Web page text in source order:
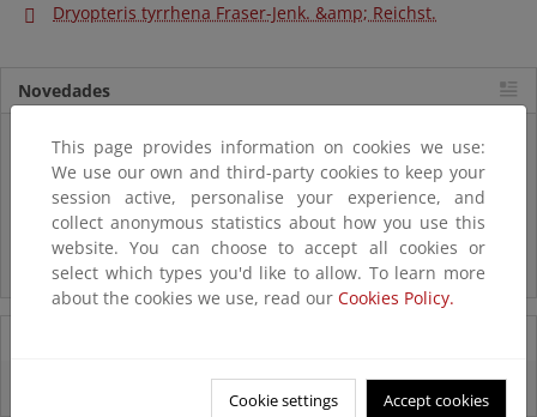
Dryopteris tyrrhena Fraser-Jenk. &amp; Reichst.
Novedades
Listas patrón
El MITECO revisa y actualiza la Lista Patrón de las especies
silvestres presentes en España
Preguntas frecuentes...
Acceso a los recursos genéticos y reparto de beneficios
This page provides information on cookies we use:
We use our own and third-party cookies to keep your
session active, personalise your experience, and
collect anonymous statistics about how you use this
website. You can choose to accept all cookies or
select which types you'd like to allow. To learn more
about the cookies we use, read our Cookies Policy.
Cookie settings Accept cookies